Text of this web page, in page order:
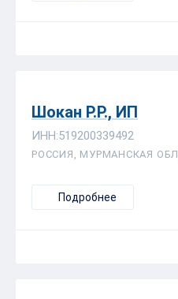
Шокан Р.Р., ИП
ИНН:519200339492
РОССИЯ, МУРМАНСКАЯ
Подробнее